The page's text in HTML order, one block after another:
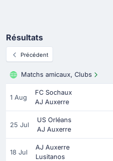
Résultats
Précédent
Matchs amicaux, Clubs
1 Aug
FC Sochaux
AJ Auxerre
25 Jul
US Orléans
AJ Auxerre
18 Jul
AJ Auxerre
Lusitanos